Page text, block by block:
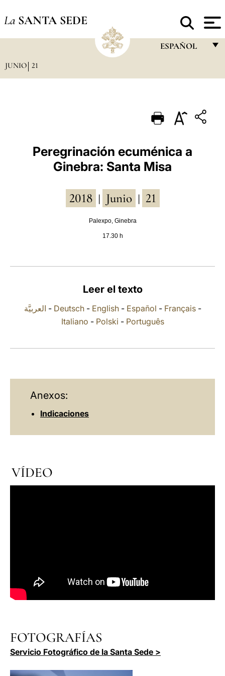
La SANTA SEDE
ESPAÑOL
PORTUGUÊS
ESPAÑOL
DEUTSCH
JUNIO 21
Peregrinación ecuménica a
Ginebra: Santa Misa
2018 Junio 21
Palexpo, Ginebra
17.30 h
Leer el texto
العربيَّة - Deutsch- English- Español - Français-
Italiano - Polski - Português
Anexos:
Indicaciones
VÍDEO
FOTOGRAFÍAS
Servicio Fotográfico de la Santa Sede >